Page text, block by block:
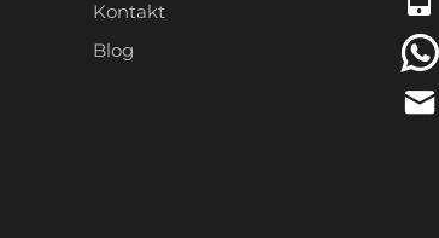
Kontakt
Blog